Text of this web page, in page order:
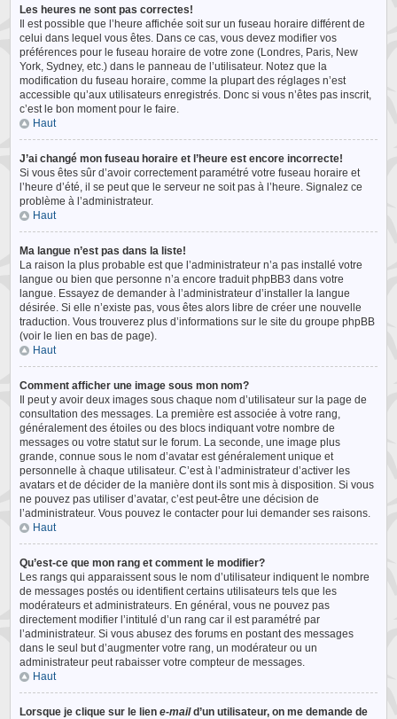
Les heures ne sont pas correctes!
Il est possible que l’heure affichée soit sur un fuseau horaire différent de
celui dans lequel vous êtes. Dans ce cas, vous devez modifier vos
préférences pour le fuseau horaire de votre zone (Londres, Paris, New
York, Sydney, etc.) dans le panneau de l’utilisateur. Notez que la
modification du fuseau horaire, comme la plupart des réglages n’est
accessible qu’aux utilisateurs enregistrés. Donc si vous n’êtes pas inscrit,
c’est le bon moment pour le faire.
Haut
J’ai changé mon fuseau horaire et l’heure est encore incorrecte!
Si vous êtes sûr d’avoir correctement paramétré votre fuseau horaire et
l’heure d’été, il se peut que le serveur ne soit pas à l’heure. Signalez ce
problème à l’administrateur.
Haut
Ma langue n’est pas dans la liste!
La raison la plus probable est que l’administrateur n’a pas installé votre
langue ou bien que personne n’a encore traduit phpBB3 dans votre
langue. Essayez de demander à l’administrateur d’installer la langue
désirée. Si elle n’existe pas, vous êtes alors libre de créer une nouvelle
traduction. Vous trouverez plus d’informations sur le site du groupe phpBB
(voir le lien en bas de page).
Haut
Comment afficher une image sous mon nom?
Il peut y avoir deux images sous chaque nom d’utilisateur sur la page de
consultation des messages. La première est associée à votre rang,
généralement des étoiles ou des blocs indiquant votre nombre de
messages ou votre statut sur le forum. La seconde, une image plus
grande, connue sous le nom d’avatar est généralement unique et
personnelle à chaque utilisateur. C’est à l’administrateur d’activer les
avatars et de décider de la manière dont ils sont mis à disposition. Si vous
ne pouvez pas utiliser d’avatar, c’est peut-être une décision de
l’administrateur. Vous pouvez le contacter pour lui demander ses raisons.
Haut
Qu’est-ce que mon rang et comment le modifier?
Les rangs qui apparaissent sous le nom d’utilisateur indiquent le nombre
de messages postés ou identifient certains utilisateurs tels que les
modérateurs et administrateurs. En général, vous ne pouvez pas
directement modifier l’intitulé d’un rang car il est paramétré par
l’administrateur. Si vous abusez des forums en postant des messages
dans le seul but d’augmenter votre rang, un modérateur ou un
administrateur peut rabaisser votre compteur de messages.
Haut
Lorsque je clique sur le liene-maild’un utilisateur, on me demande de